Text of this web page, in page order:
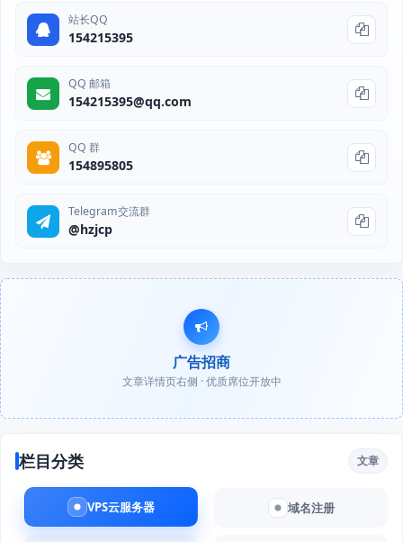
站长QQ
154215395
QQ 邮箱
154215395@qq.com
QQ 群
154895805
Telegram交流群
@hzjcp
广告招商
文章详情页右侧 · 优质席位开放中
栏目分类 文章
VPS云服务器 域名注册